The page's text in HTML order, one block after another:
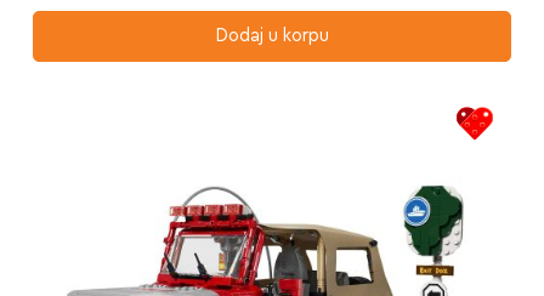
Dodaj u korpu